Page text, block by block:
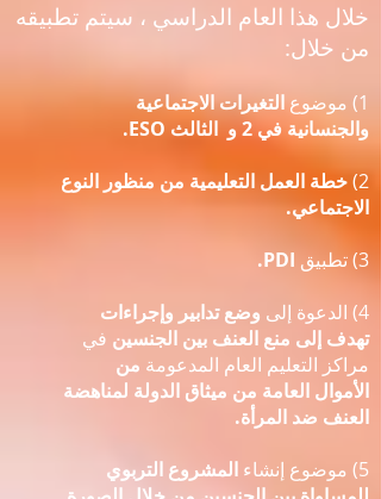
خلال هذا العام الدراسي ، سيتم تطبيقه
من خلال:
1) موضوع
التغيرات الاجتماعية
والجنسانية في 2 و
الثالث ESO.
2) خطة العمل التعليمية من منظور النوع
الاجتماعي.
3) تطبيق
PDI.
4) الدعوة إلى
وضع تدابير وإجراءات
تهدف إلى منع العنف بين الجنسين في
مراكز التعليم العام المدعومة من
الأموال العامة من ميثاق الدولة لمناهضة
العنف ضد المرأة.
5) موضوع إنشاء
المشروع التربوي